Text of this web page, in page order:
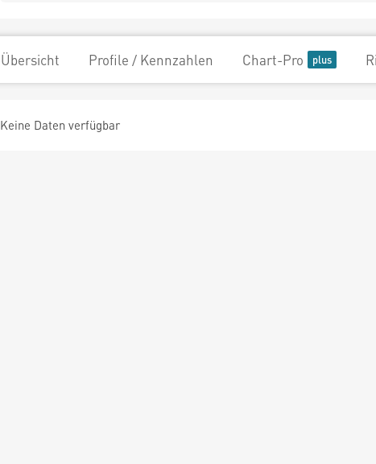
Übersicht Profile / Kennzahlen Chart-Pro
Keine Daten verfügbar